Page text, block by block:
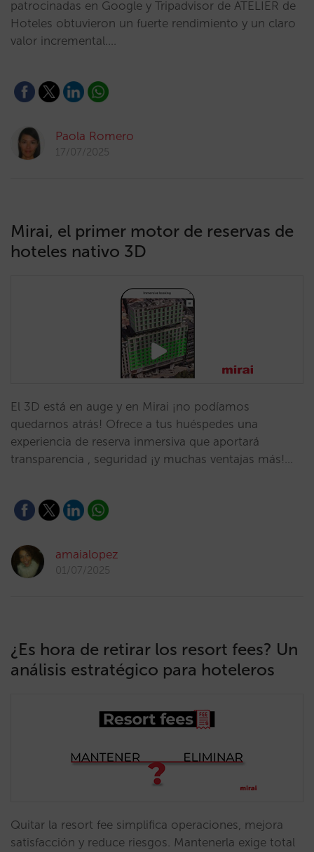
patrocinadas en Google y Tripadvisor de ATELIER de
Hoteles obtuvieron un fuerte rendimiento y un claro
valor incremental.…
Paola Romero
17/07/2025
Mirai, el primer motor de reservas de
hoteles nativo 3D
El 3D está en auge y en Mirai ¡no podíamos
quedarnos atrás! Ofrece a tus huéspedes una
experiencia de reserva inmersiva que aportará
transparencia , seguridad ¡y muchas ventajas más!…
amaialopez
01/07/2025
¿Es hora de retirar los resort fees? Un
análisis estratégico para hoteleros
Quitar la resort fee simplifica operaciones, mejora
satisfacción y reduce riesgos. Mantenerla exige total